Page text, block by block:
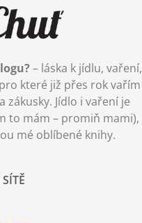
– láska k jídlu, vaření,
které již přes rok vařím
Jídlo i vaření je
to mám – promiň mami),
mé oblíbené knihy.